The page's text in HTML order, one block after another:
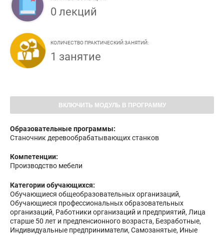
Станочник деревообрабатывающих станков
Производство мебели
Обучающиеся общеобразовательных организаций,
Обучающиеся профессиональных образовательных
организаций, Работники организаций и предприятий, Лица
старше 50 лет и предпенсионного возраста, Безработные,
Индивидуальные предприниматели, Самозанятые, Иные
категории граждан
0 лекций
1 занятие